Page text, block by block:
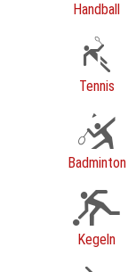
Handball
Tennis
Badminton
Kegeln